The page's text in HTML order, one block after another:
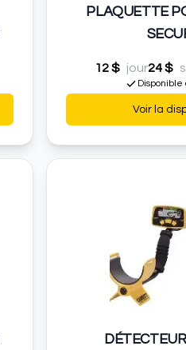
PLAQUETTE
12 $ jour24 $
Disponible
Voir la